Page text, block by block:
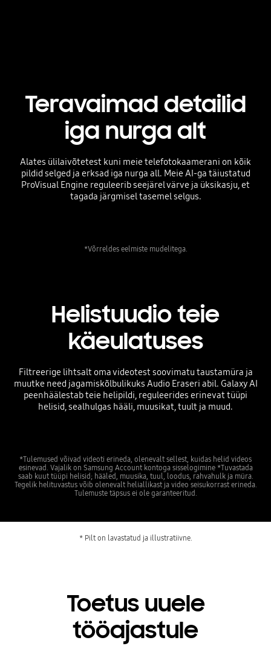
Teravaimad detailid
iga nurga alt
Alates ülilaivõtetest kuni meie telefotokaamerani on kõik
pildid selged ja erksad iga nurga all. Meie AI-ga täiustatud
ProVisual Engine reguleerib seejärel värve ja üksikasju, et
tagada järgmisel tasemel selgus.
*Võrreldes eelmiste mudelitega.
Helistuudio teie
käeulatuses
Filtreerige lihtsalt oma videotest soovimatu taustamüra ja
muutke need jagamiskõlbulikuks Audio Eraseri abil. Galaxy AI
peenhäälestab teie helipildi, reguleerides erinevat tüüpi
helisid, sealhulgas hääli, muusikat, tuult ja muud.
*Tulemused võivad videoti erineda, olenevalt sellest, kuidas helid videos
esinevad. Vajalik on Samsung Account kontoga sisselogimine *Tuvastada
saab kuut tüüpi helisid; hääled, muusika, tuul, loodus, rahvahulk ja müra.
Tegelik helituvastus võib olenevalt heliallikast ja video seisukorrast erineda.
Tulemuste täpsus ei ole garanteeritud.
* Pilt on lavastatud ja illustratiivne.
Toetus uuele
tööajastule